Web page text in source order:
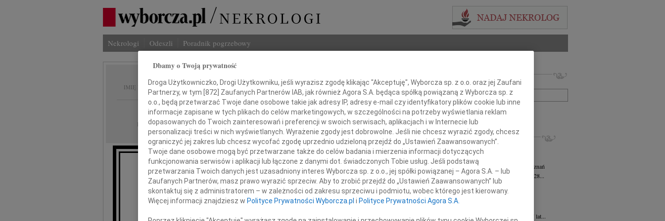
Nekrologi Odeszli Poradnik pogrzebowy
IMIĘ I NAZWISKO: Maria Służewska-Linette
REGION: Poznań
DATA EMISJI: 14.08.2015
Z głębokim żalem zawiadamiamy,
że w dniu 11 sierpnia br.
zakończyła swe długie, pracowite,
Imię i nazwisko lub numer ogłoszenia:
+ szukanie zaawansowane
INNE NEKROLOGI
Tadeusz Kotłowski 05.08.2026
Z ogromnym żalem i bólem w sercu...
Krystyna Kowandywiek: 93
Poznań
Z głębokim żalem zawiadamiamy, że w dniu 28...
Krystyna Janowicz
24.07.2026
"Pan jest Pasterzem moim, niczego mi nie...
Zbigniew Zygmunt
W dniu 9 lipca 2026 roku, zmarł w wieku 87 lat...
Dbamy o Twoją prywatność
Droga Użytkowniczko, Drogi Użytkowniku, jeśli wyrazisz zgodę klikając "Akceptuję", Wyborcza sp. z o.o. oraz jej Zaufani
Partnerzy, w tym [872] Zaufanych Partnerów IAB, jak również Agora S.A. będąca spółką powiązaną z Wyborcza sp. z
o.o., będą przetwarzać Twoje dane osobowe takie jak adresy IP, adresy e-mail czy identyfikatory plików cookie lub inne
informacje zapisane w tych plikach do celów marketingowych, w szczególności na potrzeby wyświetlania reklam
dopasowanych do Twoich zainteresowań i preferencji w swoich serwisach, aplikacjach i w Internecie lub
personalizacji treści w nich wyświetlanych. Wyrażenie zgody jest dobrowolne. Jeśli nie chcesz wyrazić zgody, chcesz
ograniczyć jej zakres lub chcesz wycofać zgodę uprzednio udzieloną przejdź do „Ustawień Zaawansowanych”.
Twoje dane osobowe mogą być przetwarzane także do celów badania i mierzenia informacji dotyczących
funkcjonowania serwisów i aplikacji lub łączone z danymi dot. świadczonych Tobie usług. Jeśli podstawą
przetwarzania Twoich danych jest uzasadniony interes Wyborcza sp. z o.o., jej spółki powiązanej – Agora S.A. – lub
Zaufanych Partnerów, masz prawo wyrazić sprzeciw. Aby to zrobić przejdź do „Ustawień Zaawansowanych” lub
skontaktuj się z administratorem – w zależności od zakresu sprzeciwu i podmiotu, wobec którego jest kierowany.
Więcej informacji znajdziesz w Polityce Prywatności Wyborcza.pl i Polityce Prywatności Agora S.A.